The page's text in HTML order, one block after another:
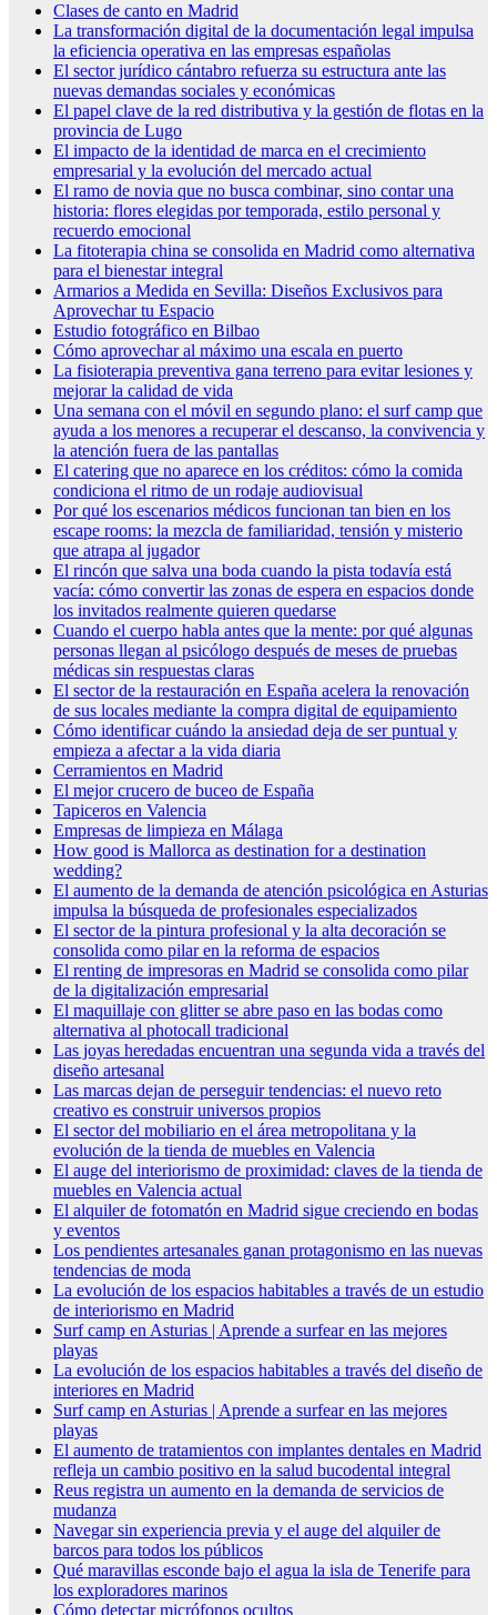
Clases de canto en Madrid
La transformación digital de la documentación legal impulsa
la eficiencia operativa en las empresas españolas
El sector jurídico cántabro refuerza su estructura ante las
nuevas demandas sociales y económicas
El papel clave de la red distributiva y la gestión de flotas en la
provincia de Lugo
El impacto de la identidad de marca en el crecimiento
empresarial y la evolución del mercado actual
El ramo de novia que no busca combinar, sino contar una
historia: flores elegidas por temporada, estilo personal y
recuerdo emocional
La fitoterapia china se consolida en Madrid como alternativa
para el bienestar integral
Armarios a Medida en Sevilla: Diseños Exclusivos para
Aprovechar tu Espacio
Estudio fotográfico en Bilbao
Cómo aprovechar al máximo una escala en puerto
La fisioterapia preventiva gana terreno para evitar lesiones y
mejorar la calidad de vida
Una semana con el móvil en segundo plano: el surf camp que
ayuda a los menores a recuperar el descanso, la convivencia y
la atención fuera de las pantallas
El catering que no aparece en los créditos: cómo la comida
condiciona el ritmo de un rodaje audiovisual
Por qué los escenarios médicos funcionan tan bien en los
escape rooms: la mezcla de familiaridad, tensión y misterio
que atrapa al jugador
El rincón que salva una boda cuando la pista todavía está
vacía: cómo convertir las zonas de espera en espacios donde
los invitados realmente quieren quedarse
Cuando el cuerpo habla antes que la mente: por qué algunas
personas llegan al psicólogo después de meses de pruebas
médicas sin respuestas claras
El sector de la restauración en España acelera la renovación
de sus locales mediante la compra digital de equipamiento
Cómo identificar cuándo la ansiedad deja de ser puntual y
empieza a afectar a la vida diaria
Cerramientos en Madrid
El mejor crucero de buceo de España
Tapiceros en Valencia
Empresas de limpieza en Málaga
How good is Mallorca as destination for a destination
wedding?
El aumento de la demanda de atención psicológica en Asturias
impulsa la búsqueda de profesionales especializados
El sector de la pintura profesional y la alta decoración se
consolida como pilar en la reforma de espacios
El renting de impresoras en Madrid se consolida como pilar
de la digitalización empresarial
El maquillaje con glitter se abre paso en las bodas como
alternativa al photocall tradicional
Las joyas heredadas encuentran una segunda vida a través del
diseño artesanal
Las marcas dejan de perseguir tendencias: el nuevo reto
creativo es construir universos propios
El sector del mobiliario en el área metropolitana y la
evolución de la tienda de muebles en Valencia
El auge del interiorismo de proximidad: claves de la tienda de
muebles en Valencia actual
El alquiler de fotomatón en Madrid sigue creciendo en bodas
y eventos
Los pendientes artesanales ganan protagonismo en las nuevas
tendencias de moda
La evolución de los espacios habitables a través de un estudio
de interiorismo en Madrid
Surf camp en Asturias | Aprende a surfear en las mejores
playas
La evolución de los espacios habitables a través del diseño de
interiores en Madrid
Surf camp en Asturias | Aprende a surfear en las mejores
playas
El aumento de tratamientos con implantes dentales en Madrid
refleja un cambio positivo en la salud bucodental integral
Reus registra un aumento en la demanda de servicios de
mudanza
Navegar sin experiencia previa y el auge del alquiler de
barcos para todos los públicos
Qué maravillas esconde bajo el agua la isla de Tenerife para
los exploradores marinos
Cómo detectar micrófonos ocultos